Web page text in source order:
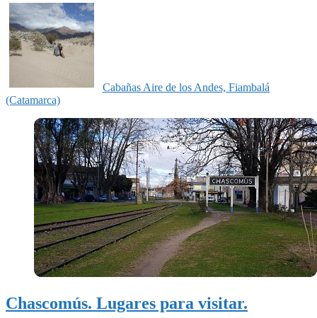
Cabañas Aire de los Andes, Fiambalá
(Catamarca)
Chascomús. Lugares para visitar.